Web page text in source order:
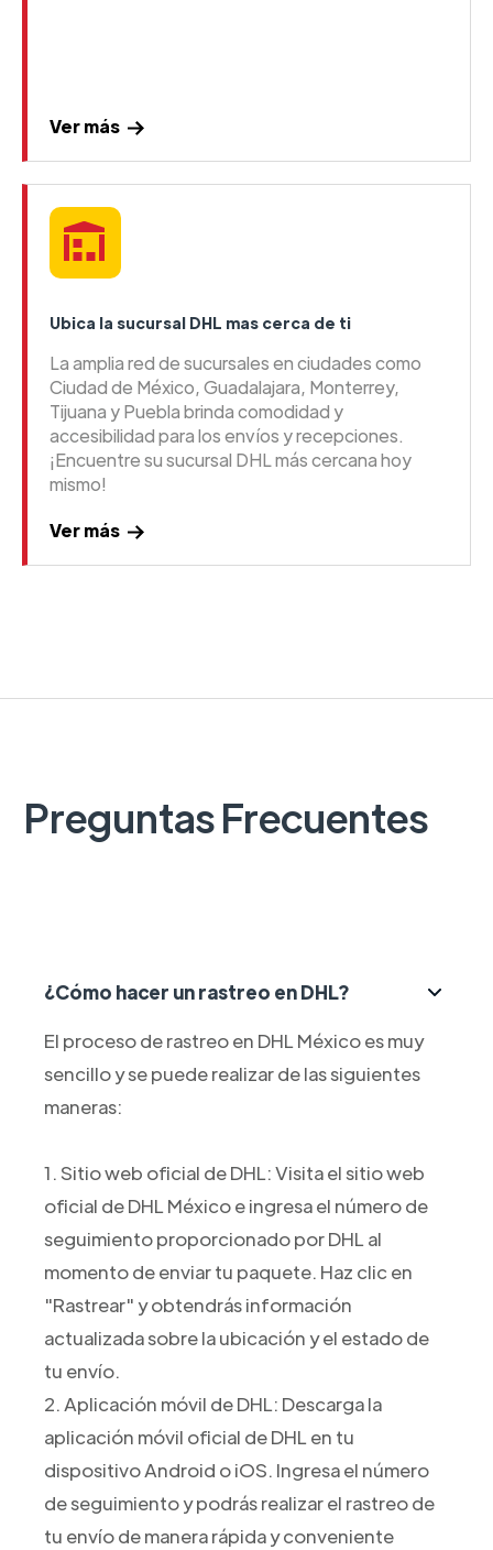
Ver más
Ubica la sucursal DHL mas cerca de ti
La amplia red de sucursales en ciudades como
Ciudad de México, Guadalajara, Monterrey,
Tijuana y Puebla brinda comodidad y
accesibilidad para los envíos y recepciones.
¡Encuentre su sucursal DHL más cercana hoy
mismo!
Ver más
Preguntas Frecuentes
¿Cómo hacer un rastreo en DHL?
El proceso de rastreo en DHL México es muy
sencillo y se puede realizar de las siguientes
maneras:
1. Sitio web oficial de DHL: Visita el sitio web
oficial de DHL México e ingresa el número de
seguimiento proporcionado por DHL al
momento de enviar tu paquete. Haz clic en
"Rastrear" y obtendrás información
actualizada sobre la ubicación y el estado de
tu envío.
2. Aplicación móvil de DHL: Descarga la
aplicación móvil oficial de DHL en tu
dispositivo Android o iOS. Ingresa el número
de seguimiento y podrás realizar el rastreo de
tu envío de manera rápida y conveniente